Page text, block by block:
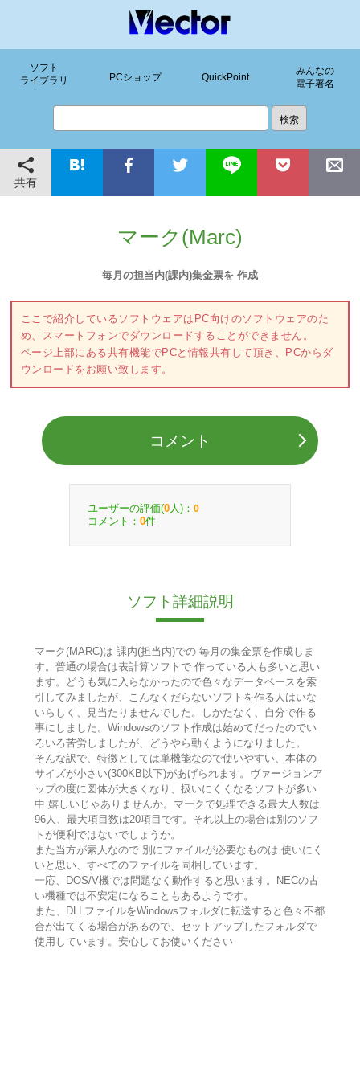
ソフト
ライブラリ
PCショップ QuickPoint
みんなの
電子署名
共有
マーク(Marc)
毎月の担当内(課内)集金票を 作成
ここで紹介しているソフトウェアはPC向けのソフトウェアのた
め、スマートフォンでダウンロードすることができません。
ページ上部にある共有機能でPCと情報共有して頂き、PCからダ
ウンロードをお願い致します。
コメント
ユーザーの評価(0 人)： 0
コメント： 0件
ソフト詳細説明
マーク(MARC)は 課内(担当内)での 毎月の集金票を作成しま
す。普通の場合は表計算ソフトで 作っている人も多いと思い
ます。どうも気に入らなかったので色々なデータベースを索
引してみましたが、こんなくだらないソフトを作る人はいな
いらしく、見当たりませんでした。しかたなく、自分で作る
事にしました。Windowsのソフト作成は始めてだったのでい
ろいろ苦労しましたが、どうやら動くようになりました。
そんな訳で、特徴としては単機能なので使いやすい、本体の
サイズが小さい(300KB以下)があげられます。ヴァージョンア
ップの度に図体が大きくなり、扱いにくくなるソフトが多い
中 嬉しいじゃありませんか。マークで処理できる最大人数は
96人、最大項目数は20項目です。それ以上の場合は別のソフ
トが便利ではないでしょうか。
また当方が素人なので 別にファイルが必要なものは 使いにく
いと思い、すべてのファイルを同梱しています。
一応、DOS/V機では問題なく動作すると思います。NECの古
い機種では不安定になることもあるようです。
また、DLLファイルをWindowsフォルダに転送すると色々不都
合が出てくる場合があるので、セットアップしたフォルダで
使用しています。安心してお使いください